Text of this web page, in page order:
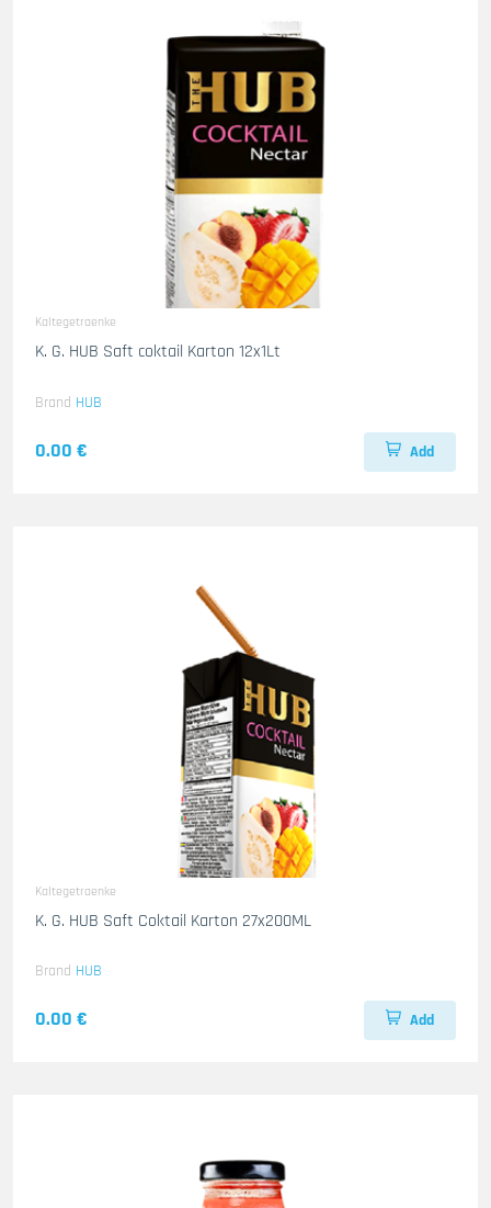
Kaltegetraenke
K. G. HUB Saft coktail Karton 12x1Lt
Brand HUB
0.00 € Add
Kaltegetraenke
K. G. HUB Saft Coktail Karton 27x200ML
Brand HUB
0.00 € Add